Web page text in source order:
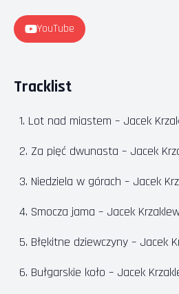
YouTube
Tracklist
Lot nad miastem – Jacek
Za pięć dwunasta – Jacek
Niedziela w górach – Jacek
Smocza jama – Jacek
Błękitne dziewczyny – Jacek
Bułgarskie koło – Jacek